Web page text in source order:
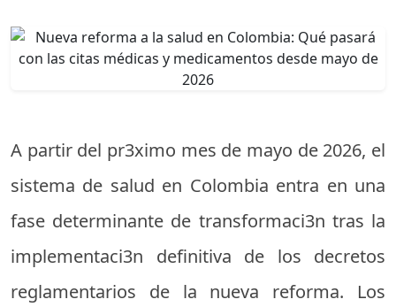
A partir del pr3ximo mes de mayo de 2026, el
sistema de salud en Colombia entra en una
fase determinante de transformaci3n tras la
implementaci3n definitiva de los decretos
reglamentarios de la nueva reforma. Los